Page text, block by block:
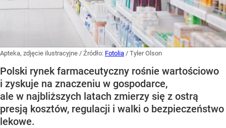
Apteka, zdjęcie ilustracyjne / Źródło: Fotolia / Tyler Olson
Polski rynek farmaceutyczny rośnie wartościowo
i zyskuje na znaczeniu w gospodarce,
ale w najbliższych latach zmierzy się z ostrą
presją kosztów, regulacji i walki o bezpieczeństwo
lekowe.